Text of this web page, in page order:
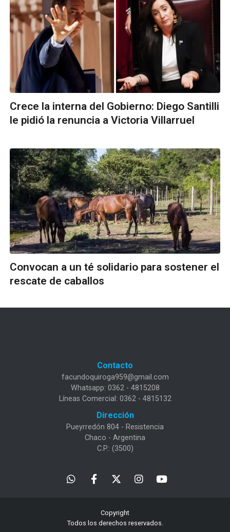
Crece la interna del Gobierno: Diego Santilli
le pidió la renuncia a Victoria Villarruel
Convocan a un té solidario para sostener el
rescate de caballos
Contacto
facundoquiroga959@gmail.com
Whatsapp: 0362 - 4815208
Líneas Comercial: 0362 - 4815132
Dirección
Pueyrredón 804 - Resistencia
Chaco - Argentina
C.P.: (3500)
Copyright
Todos los derechos reservados.